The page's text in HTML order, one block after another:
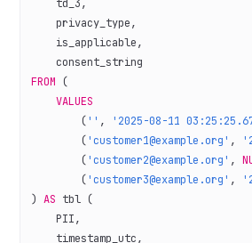
    td_3,
    privacy_type,
    is_applicable,
    consent_string
FROM (
    VALUES
        (
'' , '2025-08-11
        (
'customer1@example.org' ,
        (
'customer2@example.org' ,
        (
'customer3@example.org' ,
) AS tbl (
    PII,
    timestamp_utc,